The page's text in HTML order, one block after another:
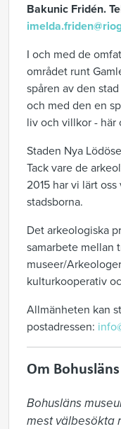
Bakunic Fridén.
I och med de
området runt
spåren av den
och med den en
liv och villkor - här
Staden Nya
Tack vare de
2015 har vi lärt
stadsborna.
Det arkeologiska
samarbete mellan
museer/
kulturkooperativ
Allmänheten kan
postadressen:
Om
Bohusläns
mest välbesökta